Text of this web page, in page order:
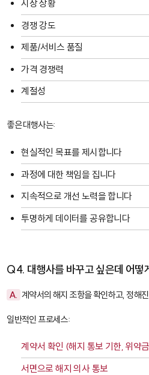
시장 상황
경쟁 강도
제품/서비스 품질
가격 경쟁력
계절성
좋은 대행사는:
현실적인 목표를 제시합니다
과정에 대한 책임을 집니다
지속적으로 개선 노력을 합니다
투명하게 데이터를 공유합니다
Q4. 대행사를 바꾸고 싶은데 어떻
A. 계약서의 해지 조항을 확인하고, 정해
일반적인 프로세스:
계약서 확인 (해지 통보 기한, 위약
서면으로 해지 의사 통보